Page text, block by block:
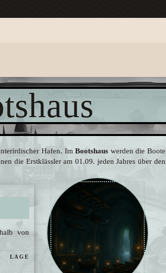
Hafen. ImBootshaus werden die Boote
die Erstklässler am 01.09. jeden Jahres über den
von
LAGE